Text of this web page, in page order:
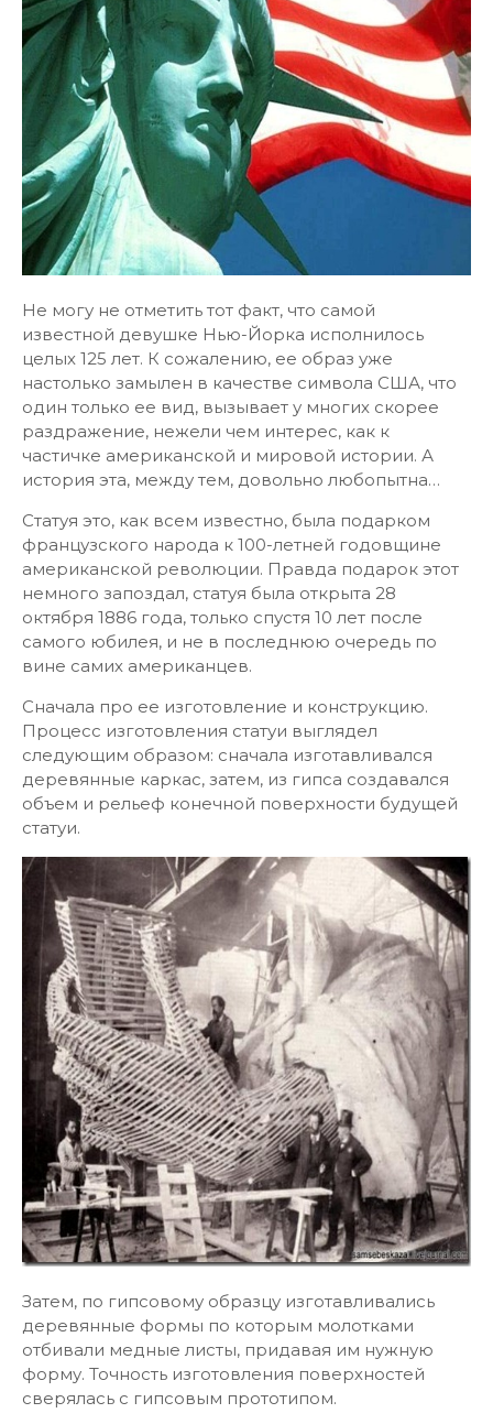
Не могу не отметить тот факт, что самой
известной девушке Нью-Йорка исполнилось
целых 125 лет. К сожалению, ее образ уже
настолько замылен в качестве символа США, что
один только ее вид, вызывает у многих скорее
раздражение, нежели чем интерес, как к
частичке американской и мировой истории. А
история эта, между тем, довольно любопытна…
Статуя это, как всем известно, была подарком
французского народа к 100-летней годовщине
американской революции. Правда подарок этот
немного запоздал, статуя была открыта 28
октября 1886 года, только спустя 10 лет после
самого юбилея, и не в последнюю очередь по
вине самих американцев.
Сначала про ее изготовление и конструкцию.
Процесс изготовления статуи выглядел
следующим образом: сначала изготавливался
деревянные каркас, затем, из гипса создавался
объем и рельеф конечной поверхности будущей
статуи.
Затем, по гипсовому образцу изготавливались
деревянные формы по которым молотками
отбивали медные листы, придавая им нужную
форму. Точность изготовления поверхностей
сверялась с гипсовым прототипом.